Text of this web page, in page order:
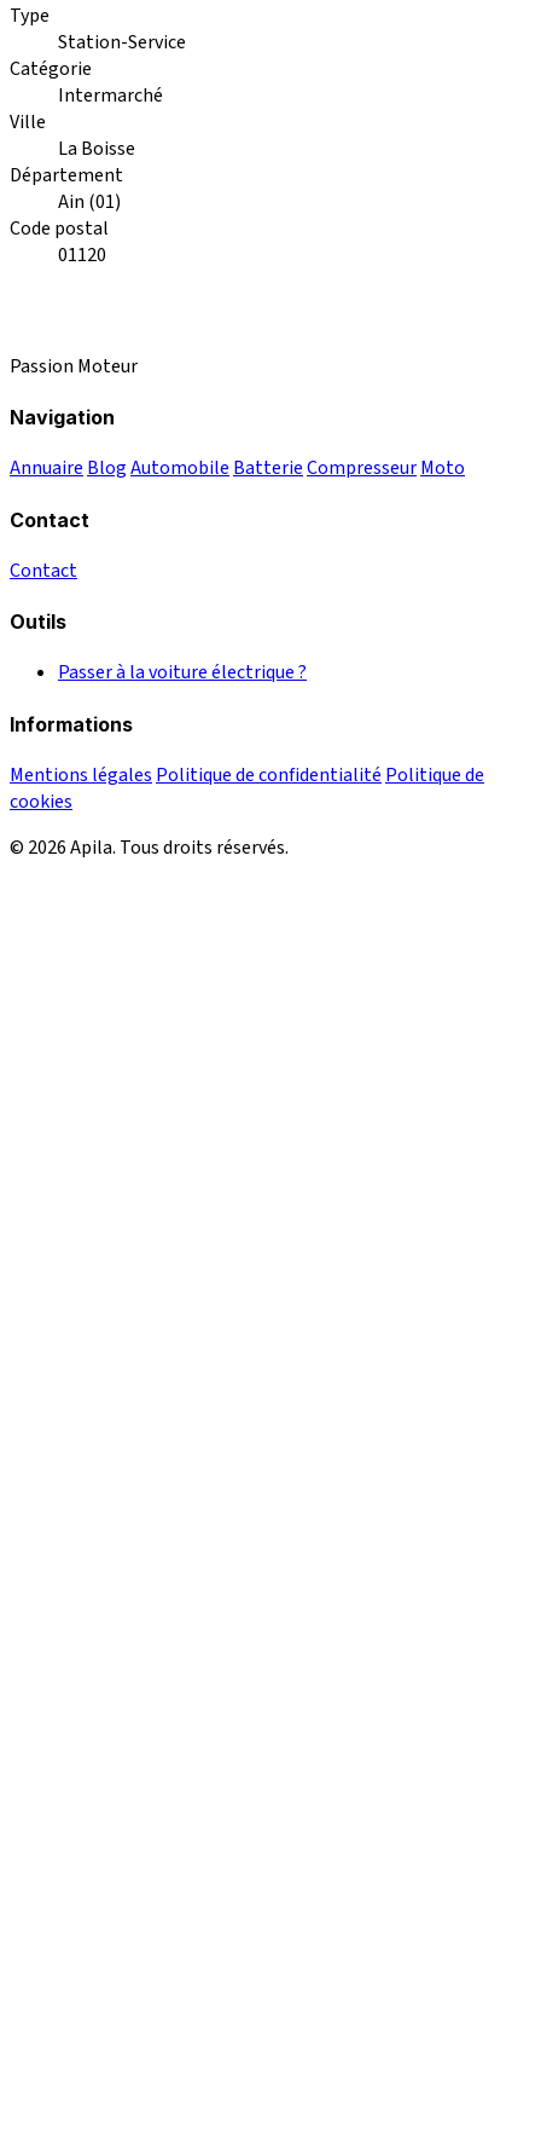
Type
Station-Service
Catégorie
Intermarché
Ville
La Boisse
Département
Ain (01)
Code postal
01120
Passion Moteur
Navigation
Annuaire BlogAutomobile BatterieCompresseurMoto
Contact
Contact
Outils
Passer à la voiture électrique ?
Informations
Mentions légales Politique de confidentialité Politique de
cookies
© 2026 Apila. Tous droits réservés.